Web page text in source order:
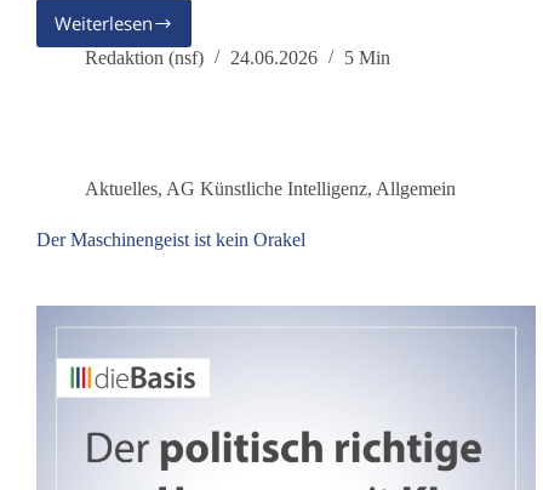
Weiterlesen
Corona-
Laborthese
Redaktion (nsf) 24.06.2026 5 Min
Aktuelles, AG Künstliche Intelligenz, Allgemein
Der Maschinengeist ist kein Orakel